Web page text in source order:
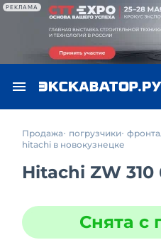
РЕКЛАМА
Продажа погрузчики
hitachi в новокузнецке
Hitachi ZW 310
Снята с